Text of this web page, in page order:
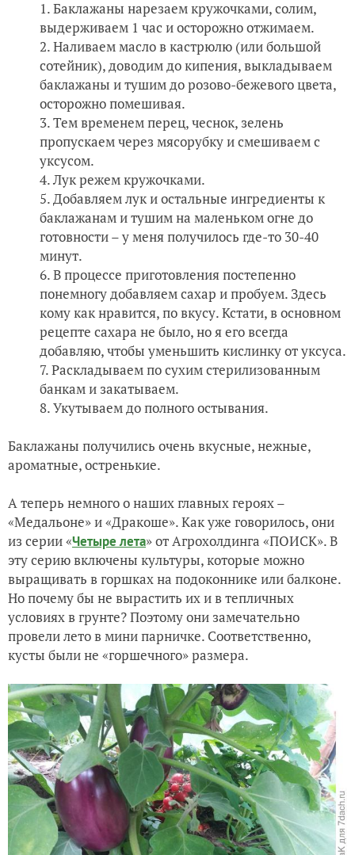
Баклажаны нарезаем кружочками, солим,
выдерживаем 1 час и осторожно отжимаем.
Наливаем масло в кастрюлю (или большой
сотейник), доводим до кипения, выкладываем
баклажаны и тушим до розово-бежевого цвета,
осторожно помешивая.
Тем временем перец, чеснок, зелень
пропускаем через мясорубку и смешиваем с
уксусом.
Лук режем кружочками.
Добавляем лук и остальные ингредиенты к
баклажанам и тушим на маленьком огне до
готовности – у меня получилось где-то 30-40
минут.
В процессе приготовления постепенно
понемногу добавляем сахар и пробуем. Здесь
кому как нравится, по вкусу. Кстати, в основном
рецепте сахара не было, но я его всегда
добавляю, чтобы уменьшить кислинку от уксуса.
Раскладываем по сухим стерилизованным
банкам и закатываем.
Укутываем до полного остывания.
Баклажаны получились очень вкусные, нежные,
ароматные, остренькие.
А теперь немного о наших главных героях –
«Медальоне» и «Дракоше». Как уже говорилось, они
из серии «Четыре лета» от Агрохолдинга «ПОИСК». В
эту серию включены культуры, которые можно
выращивать в горшках на подоконнике или балконе.
Но почему бы не вырастить их и в тепличных
условиях в грунте? Поэтому они замечательно
провели лето в мини парничке. Соответственно,
кусты были не «горшечного» размера.